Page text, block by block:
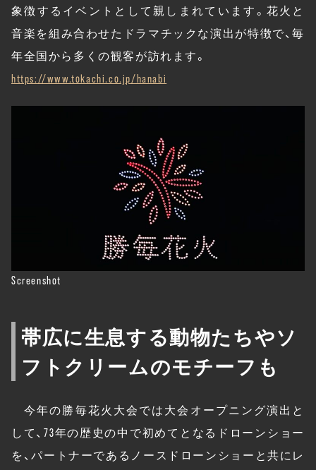
象徴するイベントとして親しまれています。花火と
音楽を組み合わせたドラマチックな演出が特徴で、毎
年全国から多くの観客が訪れます。
https://www.tokachi.co.jp/hanabi
Screenshot
帯広に生息する動物たちやソ
フトクリームのモチーフも
今年の勝毎花火大会では大会オープニング演出と
して、73年の歴史の中で初めてとなるドローンショー
を、パートナーであるノースドローンショーと共にレ